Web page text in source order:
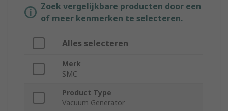
Zoek vergelijkbare producten door een
of meer kenmerken te selecteren.
Alles selecteren
Merk
SMC
Product Type
Vacuum Generator